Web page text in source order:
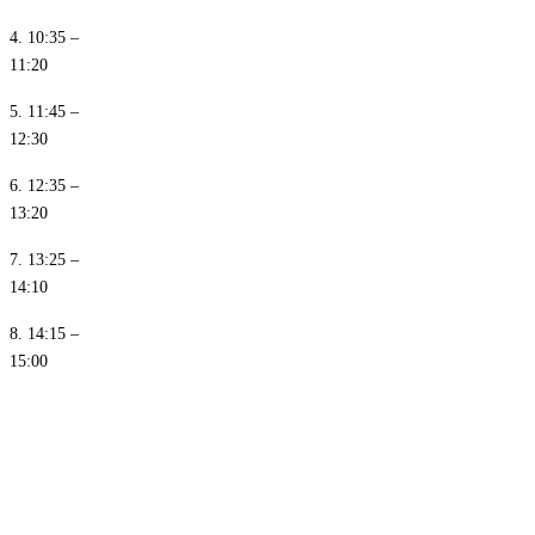
4. 10:35 –
11:20
5. 11:45 –
12:30
6. 12:35 –
13:20
7. 13:25 –
14:10
8. 14:15 –
15:00